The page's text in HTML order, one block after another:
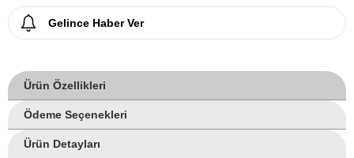
Gelince Haber Ver
Ürün Özellikleri
Ödeme Seçenekleri
Ürün Detayları